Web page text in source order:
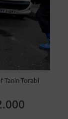
Tanin Torabi